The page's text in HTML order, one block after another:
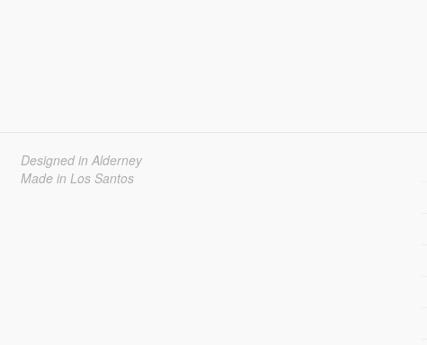
Designed in Alderney
Made in Los Santos